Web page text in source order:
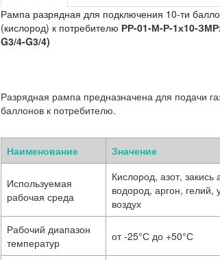
Рампа разрядная для подключения 10-ти
(кислород) к потребителю РР-01-М-Р-1х10-
G3/4-G3/4)
Разрядная рампа предназначена для подачи
баллонов к потребителю.
Наименование Значение
Используемая
рабочая среда
Кислород, азот, закись
водород, аргон, гелий,
воздух
Рабочий диапазон
температур
от -25°С до +50°С